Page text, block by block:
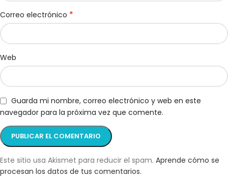
Correo electrónico *
Web
Guarda mi nombre, correo electrónico y web en este
navegador para la próxima vez que comente.
Este sitio usa Akismet para reducir el spam. Aprende cómo se
procesan los datos de tus comentarios.